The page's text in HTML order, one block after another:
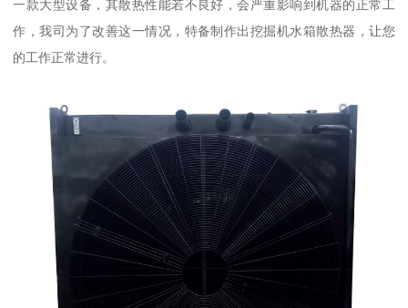
一款大型设备，其散热性能若不良好，会严重影响到机器的正常工
作，我司为了改善这一情况，特备制作出挖掘机水箱散热器，让您
的工作正常进行。